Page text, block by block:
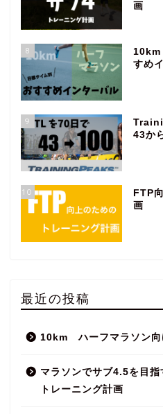
画
8
10km
すめ
9
43か
10
FTP
画
最近の投稿
10km ハーフマラソン向
マラソンでサブ4.5を目指
トレーニング計画